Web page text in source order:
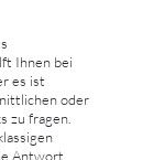
Ihnen bei
es ist
oder
zu fragen.
Antwort